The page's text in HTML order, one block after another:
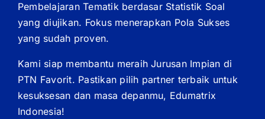
Pembelajaran Tematik berdasar Statistik Soal
yang diujikan. Fokus menerapkan Pola Sukses
yang sudah proven.
Kami siap membantu meraih Jurusan Impian di
PTN Favorit. Pastikan pilih partner terbaik untuk
kesuksesan dan masa depanmu, Edumatrix
Indonesia!